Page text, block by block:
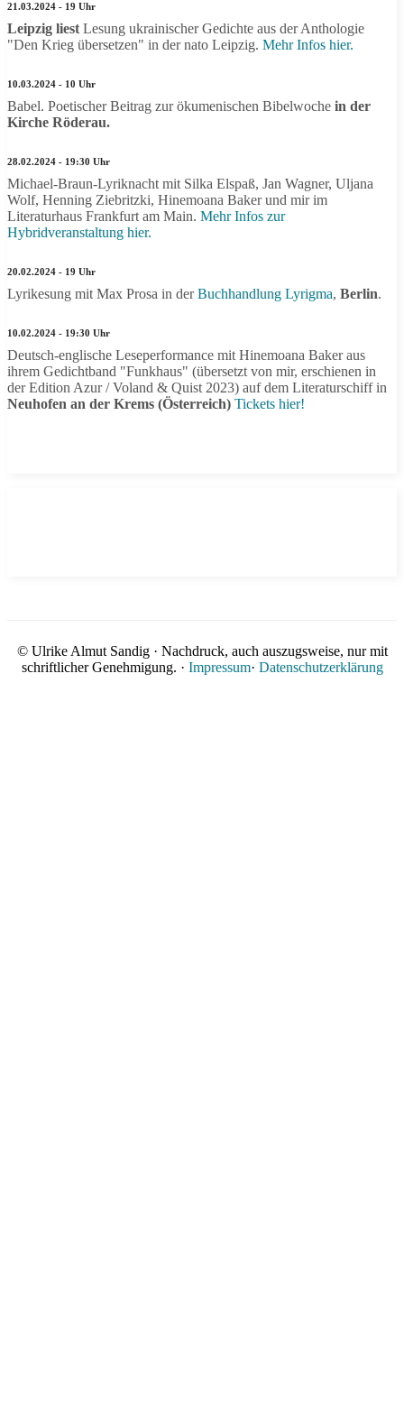
21.03.2024 - 19 Uhr
Leipzig liest Lesung ukrainischer Gedichte aus der Anthologie
"Den Krieg übersetzen" in der nato Leipzig. Mehr Infos hier.
10.03.2024 - 10 Uhr
Babel. Poetischer Beitrag zur ökumenischen Bibelwoche in der
Kirche Röderau.
28.02.2024 - 19:30 Uhr
Michael-Braun-Lyriknacht mit Silka Elspaß, Jan Wagner, Uljana
Wolf, Henning Ziebritzki, Hinemoana Baker und mir im
Literaturhaus Frankfurt am Main. Mehr Infos zur
Hybridveranstaltung hier.
20.02.2024 - 19 Uhr
Lyrikesung mit Max Prosa in derBuchhandlung Lyrigma, Berlin.
10.02.2024 - 19:30 Uhr
Deutsch-englische Leseperformance mit Hinemoana Baker aus
ihrem Gedichtband "Funkhaus" (übersetzt von mir, erschienen in
der Edition Azur / Voland & Quist 2023) auf dem Literaturschiff in
Neuhofen an der Krems (Österreich) Tickets hier!
© Ulrike Almut Sandig · Nachdruck, auch auszugsweise, nur mit
schriftlicher Genehmigung. · Impressum· Datenschutzerklärung